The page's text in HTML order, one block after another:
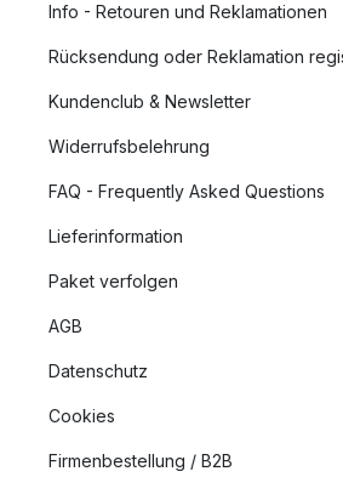
Info - Retouren und Reklamationen
Rücksendung oder Reklamation
Kundenclub & Newsletter
Widerrufsbelehrung
FAQ - Frequently Asked Questions
Lieferinformation
Paket verfolgen
AGB
Datenschutz
Cookies
Firmenbestellung / B2B